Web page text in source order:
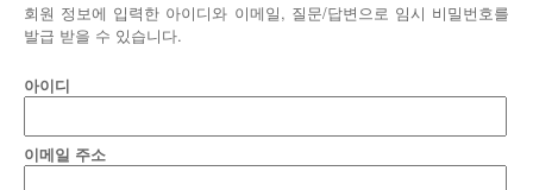
회원 정보에 입력한 아이디와 이메일, 질문/답변으로 임시 비밀번호를
발급 받을 수 있습니다.
아이디
이메일 주소
자료
부설기관
업무